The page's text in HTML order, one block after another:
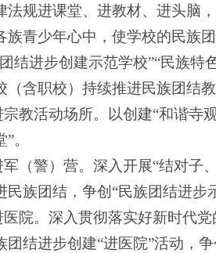
法规进课堂、进教材、进头脑
族青少年心中，使学校的民族
结进步创建示范学校”“民族特
（含职校）持续推进民族团结
宗教活动场所。以创建“和谐寺
。
军（警）营。深入开展“结对子
民族团结，争创“民族团结进步
医院。深入贯彻落实好新时代
团结进步创建“进医院”活动，